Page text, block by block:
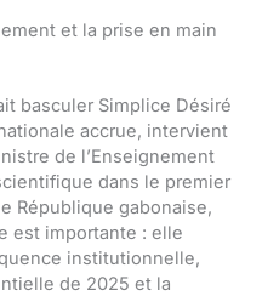
et la prise en main
basculer Simplice Désiré
accrue, intervient
de l’Enseignement
dans le premier
République gabonaise,
est importante : elle
institutionnelle,
de 2025 et la